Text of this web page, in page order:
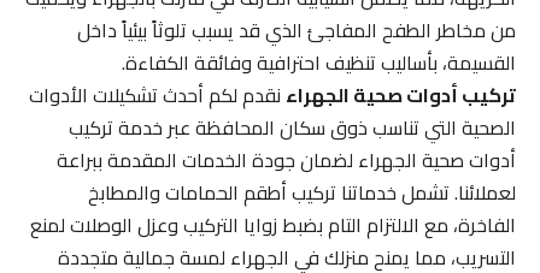
من مخاطر الطفح المفاجئ الذي قد يسبب تلوثاً بيئياً داخل
القسيمة، بأساليب تنظيف احترافية وفائقة الكفاءة.
تركيب أدوات صحية الجهراءنقدم لكم أحدث تشكيلات الأدوات
الصحية التي تناسب ذوق سكان المحافظة عبر خدمة تركيب
أدوات صحية الجهراء لضمان جودة الخدمات المقدمة ببراعة
لعملائنا. تشمل خدماتنا تركيب أطقم الحمامات والمطابخ
الفاخرة، مع الالتزام التام بضبط زوايا التركيب وعزل الوصلات لمنع
التسريب، مما يمنح منزلك في الجهراء لمسة جمالية متجددة